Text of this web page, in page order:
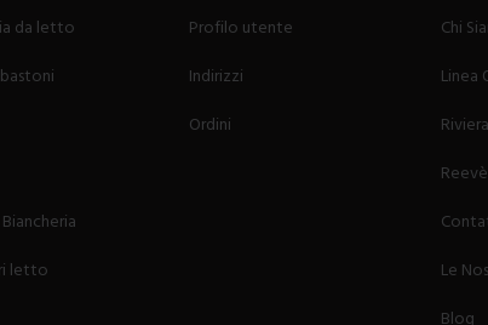
da letto
letto
Profilo utente
Indirizzi
Ordini
Chi
Linea
Riviera
Le
Blog